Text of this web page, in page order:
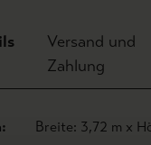
Versand und
Zahlung
Breite: 3,72 m x